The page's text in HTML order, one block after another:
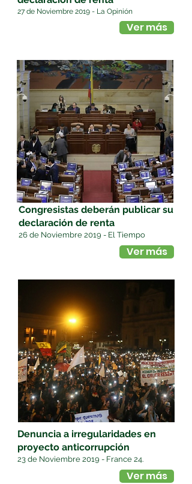
Ver más
27 de Noviembre 2019 - La Opinión
Ver más
Congresistas deberán publicar su
declaración de renta
26 de Noviembre 2019 - El Tiempo
Ver más
Denuncia a irregularidades en
proyecto anticorrupción
23 de Noviembre 2019 - France 24.